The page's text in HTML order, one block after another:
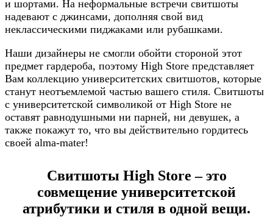
и шортами. На неформальные встречи свитшоты
надевают с джинсами, дополняя свой вид
неклассическими пиджаками или рубашками.
Наши дизайнеры не смогли обойти стороной этот
предмет гардероба, поэтому High Store представляет
Вам коллекцию университетских свитшотов, которые
станут неотъемлемой частью вашего стиля. Свитшоты
с университетской символикой от High Store не
оставят равнодушными ни парней, ни девушек, а
также покажут то, что вы действительно гордитесь
своей alma-mater!
Свитшоты High Store – это
совмещение университетской
атрибутики и стиля в одной вещи.